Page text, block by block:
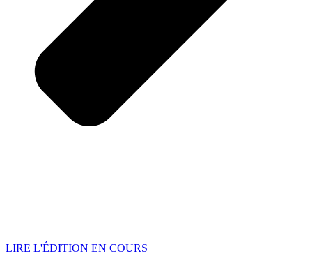
LIRE L'ÉDITION EN COURS